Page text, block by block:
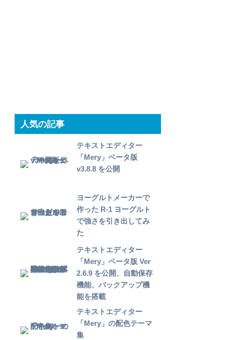
人気の記事
テキストエディター
「Mery」ベータ版
v3.8.8 を公開
ヨーグルトメーカーで
作った R-1 ヨーグルト
で強さを引き出してみ
た
テキストエディター
「Mery」ベータ版 Ver
2.6.9 を公開、自動保存
機能、バックアップ機
能を搭載
テキストエディター
「Mery」の配色テーマ
集